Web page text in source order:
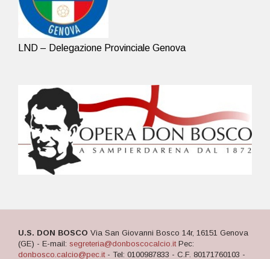
LND – Delegazione Provinciale Genova
U.S. DON BOSCO Via San Giovanni Bosco 14r, 16151 Genova
(GE) - E-mail: segreteria@donboscocalcio.itPec:
donbosco.calcio@pec.it- Tel: 0100987833 - C.F. 80171760103 -